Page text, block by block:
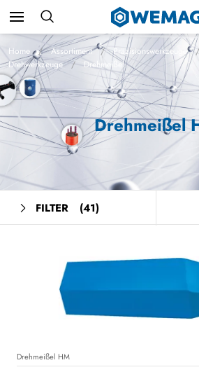
Home Assortiment Präzisionswerkzeuge
Drehwerkzeuge
Drehmeißel
Drehmeißel
FILTER (41)
Drehmeißel HM